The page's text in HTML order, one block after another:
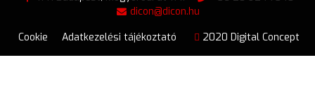
dicon@dicon.hu
Cookie
Adatkezelési tájékoztató 2020 Digital Concept